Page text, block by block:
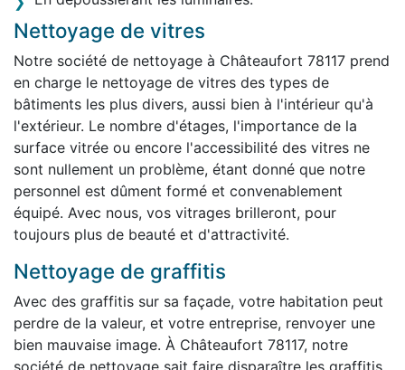
Nettoyage de vitres
Notre société de nettoyage à Châteaufort 78117 prend
en charge le nettoyage de vitres des types de
bâtiments les plus divers, aussi bien à l'intérieur qu'à
l'extérieur. Le nombre d'étages, l'importance de la
surface vitrée ou encore l'accessibilité des vitres ne
sont nullement un problème, étant donné que notre
personnel est dûment formé et convenablement
équipé. Avec nous, vos vitrages brilleront, pour
toujours plus de beauté et d'attractivité.
Nettoyage de graffitis
Avec des graffitis sur sa façade, votre habitation peut
perdre de la valeur, et votre entreprise, renvoyer une
bien mauvaise image. À Châteaufort 78117, notre
société de nettoyage sait faire disparaître les graffitis